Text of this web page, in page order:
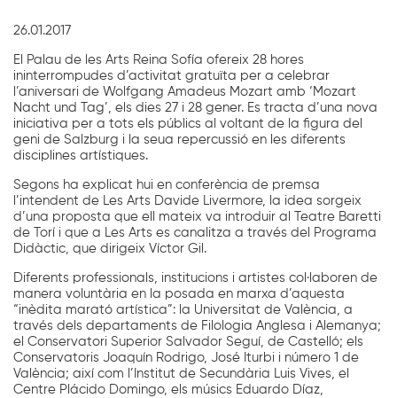
26.01.2017
El Palau de les Arts Reina Sofía ofereix 28 hores
ininterrompudes d’activitat gratuïta per a celebrar
l’aniversari de Wolfgang Amadeus Mozart amb ‘Mozart
Nacht und Tag’, els dies 27 i 28 gener. Es tracta d’una nova
iniciativa per a tots els públics al voltant de la figura del
geni de Salzburg i la seua repercussió en les diferents
disciplines artístiques.
Segons ha explicat hui en conferència de premsa
l’intendent de Les Arts Davide Livermore, la idea sorgeix
d’una proposta que ell mateix va introduir al Teatre Baretti
de Torí i que a Les Arts es canalitza a través del Programa
Didàctic, que dirigeix Víctor Gil.
Diferents professionals, institucions i artistes col·laboren de
manera voluntària en la posada en marxa d’aquesta
“inèdita marató artística”: la Universitat de València, a
través dels departaments de Filologia Anglesa i Alemanya;
el Conservatori Superior Salvador Seguí, de Castelló; els
Conservatoris Joaquín Rodrigo, José Iturbi i número 1 de
València; així com l’Institut de Secundària Luis Vives, el
Centre Plácido Domingo, els músics Eduardo Díaz,